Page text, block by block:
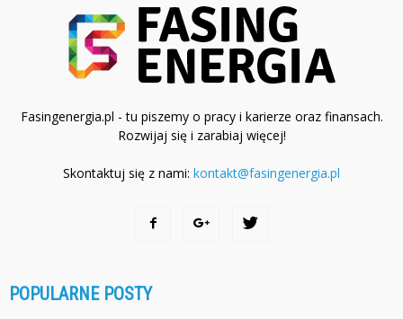
Fasingenergia.pl - tu piszemy o pracy i karierze oraz finansach.
Rozwijaj się i zarabiaj więcej!
Skontaktuj się z nami: kontakt@fasingenergia.pl
POPULARNE POSTY